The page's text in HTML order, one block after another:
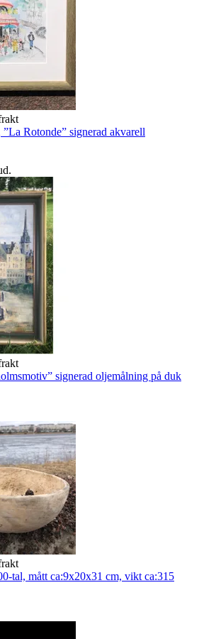
Rotonde” signerad akvarell
.
signerad oljemålning på duk
tal, mått ca:9x20x31 cm, vikt ca:315